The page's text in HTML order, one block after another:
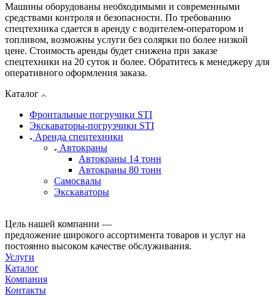
Машины оборудованы необходимыми и современными
средствами контроля и безопасности. По требованию
спецтехника сдается в аренду с водителем-оператором и
топливом, возможны услуги без солярки по более низкой
цене. Стоимость аренды будет снижена при заказе
спецтехники на 20 суток и более. Обратитесь к менеджеру для
оперативного оформления заказа.
Каталог
Фронтальные погручики STI
Экскаваторы-погрузчики STI
Аренда спецтехники
Автокраны
Автокраны 14 тонн
Автокраны 80 тонн
Самосвалы
Экскаваторы
Цель нашей компании —
предложение широкого ассортимента товаров и услуг на
постоянно высоком качестве обслуживания.
Услуги
Каталог
Компания
Контакты